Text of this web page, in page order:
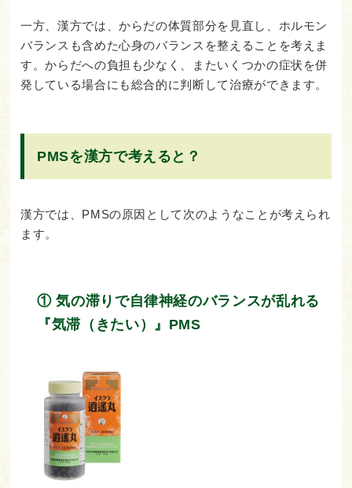
一方、漢方では、からだの体質部分を見直し、ホルモン
バランスも含めた心身のバランスを整えることを考えま
す。からだへの負担も少なく、またいくつかの症状を併
発している場合にも総合的に判断して治療ができます。
PMSを漢方で考えると？
漢方では、PMSの原因として次のようなことが考えられ
ます。
① 気の滞りで自律神経のバランスが乱れる
『気滞（きたい）』PMS